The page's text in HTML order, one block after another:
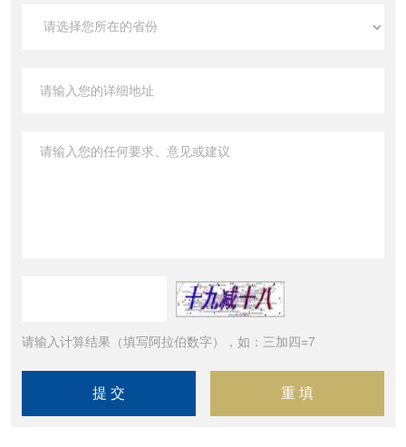
请输入计算结果（填写阿拉伯数字），如：三加四=7